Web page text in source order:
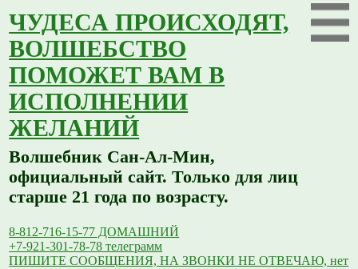
ЧУДЕСА ПРОИСХОДЯТ,
ВОЛШЕБСТВО
ПОМОЖЕТ ВАМ В
ИСПОЛНЕНИИ
ЖЕЛАНИЙ
Волшебник Сан-Ал-Мин,
официальный сайт. Только для лиц
старше 21 года по возрасту.
8-812-716-15-77 ДОМАШНИЙ
+7-921-301-78-78 телеграмм
ПИШИТЕ СООБЩЕНИЯ, НА ЗВОНКИ НЕ ОТВЕЧАЮ, нет